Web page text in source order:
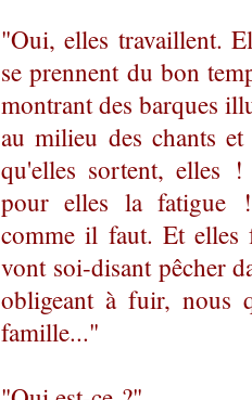
"Oui, elles travaillent.
se prennent du bon
montrant des barques
au milieu des chants
qu'elles sortent, elles !
pour elles la fatigue !
comme il faut. Et elles
vont soi-disant pêcher
obligeant à fuir, nous
famille..."